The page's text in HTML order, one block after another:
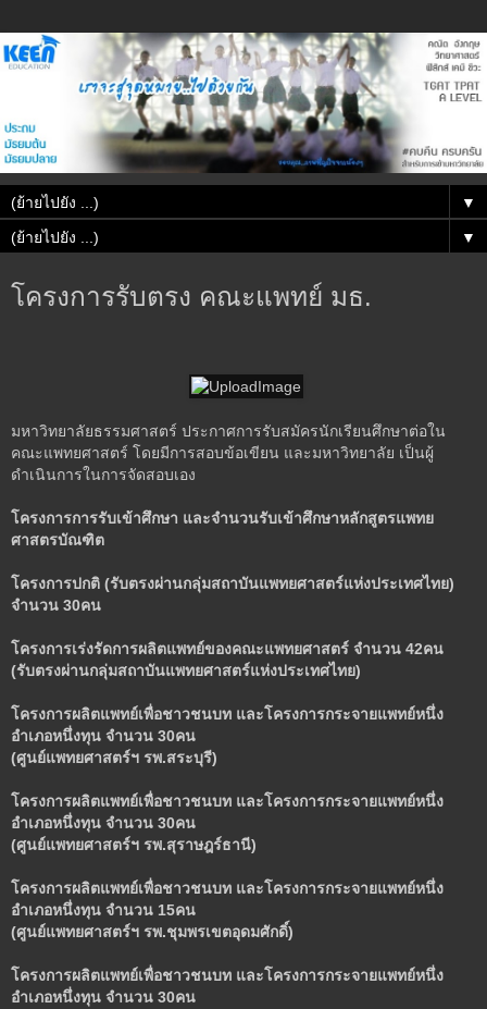
▼
▼
โครงการรับตรง คณะแพทย์ มธ.
มหาวิทยาลัยธรรมศาสตร์ ประกาศการรับสมัครนักเรียนศึกษาต่อใน
คณะแพทยศาสตร์ โดยมีการสอบข้อเขียน และมหาวิทยาลัย เป็นผู้
ดำเนินการในการจัดสอบเอง
โครงการการรับเข้าศึกษา และจำนวนรับเข้าศึกษาหลักสูตรแพทย
ศาสตรบัณฑิต
โครงการปกติ (รับตรงผ่านกลุ่มสถาบันแพทยศาสตร์แห่งประเทศไทย)
จำนวน 30คน
โครงการเร่งรัดการผลิตแพทย์ของคณะแพทยศาสตร์ จำนวน 42คน
(รับตรงผ่านกลุ่มสถาบันแพทยศาสตร์แห่งประเทศไทย)
โครงการผลิตแพทย์เพื่อชาวชนบท และโครงการกระจายแพทย์หนึ่ง
อำเภอหนึ่งทุน จำนวน 30คน
(ศูนย์แพทยศาสตร์ฯ รพ.สระบุรี)
โครงการผลิตแพทย์เพื่อชาวชนบท และโครงการกระจายแพทย์หนึ่ง
อำเภอหนึ่งทุน จำนวน 30คน
(ศูนย์แพทยศาสตร์ฯ รพ.สุราษฎร์ธานี)
โครงการผลิตแพทย์เพื่อชาวชนบท และโครงการกระจายแพทย์หนึ่ง
อำเภอหนึ่งทุน จำนวน 15คน
(ศูนย์แพทยศาสตร์ฯ รพ.ชุมพรเขตอุดมศักดิ์)
โครงการผลิตแพทย์เพื่อชาวชนบท และโครงการกระจายแพทย์หนึ่ง
อำเภอหนึ่งทุน จำนวน 30คน